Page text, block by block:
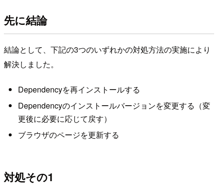
先に結論
結論として、下記の3つのいずれかの対処方法の実施により
解決しました。
Dependencyを再インストールする
Dependencyのインストールバージョンを変更する（変
更後に必要に応じて戻す）
ブラウザのページを更新する
対処その1